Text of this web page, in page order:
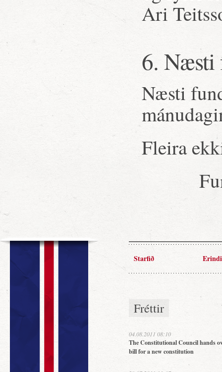
Ari
6. Næsti
Næsti
Fleira
Starfið Erindi
Fréttir
04.08.2011 08:10
The Constitutional Council hands
bill for a new constitution